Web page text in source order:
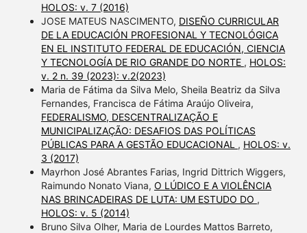
HOLOS: v. 7 (2016)
JOSE MATEUS NASCIMENTO, DISEÑO CURRICULAR
DE LA EDUCACIÓN PROFESIONAL Y TECNOLÓGICA
EN EL INSTITUTO FEDERAL DE EDUCACIÓN, CIENCIA
Y TECNOLOGÍA DE RIO GRANDE DO NORTE , HOLOS:
v. 2 n. 39 (2023): v.2(2023)
Maria de Fátima da Silva Melo, Sheila Beatriz da Silva
Fernandes, Francisca de Fátima Araújo Oliveira,
FEDERALISMO, DESCENTRALIZAÇÃO E
MUNICIPALIZAÇÃO: DESAFIOS DAS POLÍTICAS
PÚBLICAS PARA A GESTÃO EDUCACIONAL , HOLOS: v.
3 (2017)
Mayrhon José Abrantes Farias, Ingrid Dittrich Wiggers,
Raimundo Nonato Viana, O LÚDICO E A VIOLÊNCIA
NAS BRINCADEIRAS DE LUTA: UM ESTUDO DO ,
HOLOS: v. 5 (2014)
Bruno Silva Olher, Maria de Lourdes Mattos Barreto,